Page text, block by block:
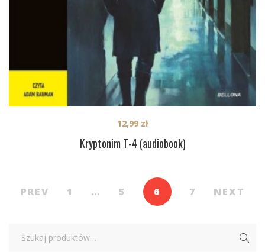
Kryptonim T-4 (audiobook)
12,99 zł
PREV 1 … 5 6 7 NEXT